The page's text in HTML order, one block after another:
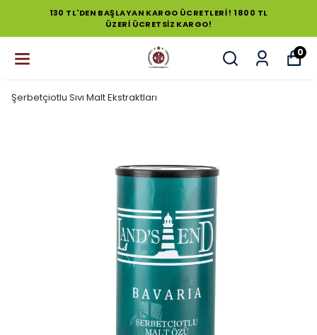
130 TL'DEN BAŞLAYAN KARGO ÜCRETLERİ ! 1800 TL
ÜZERİ ÜCRETSİZ KARGO!
0
Şerbetçiotlu Sıvı Malt Ekstraktları